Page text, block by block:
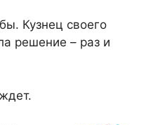
Кузнец своего
решение – раз и